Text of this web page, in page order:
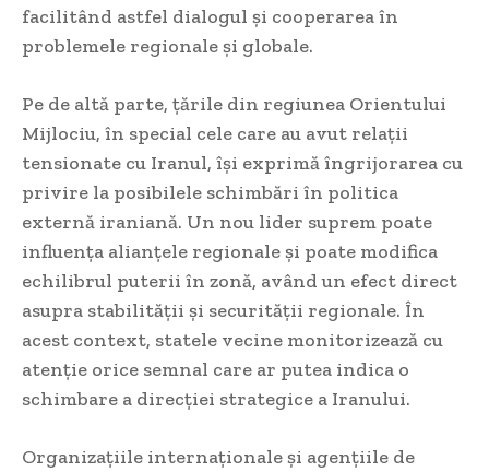
facilitând astfel dialogul și cooperarea în
problemele regionale și globale.
Pe de altă parte, țările din regiunea Orientului
Mijlociu, în special cele care au avut relații
tensionate cu Iranul, își exprimă îngrijorarea cu
privire la posibilele schimbări în politica
externă iraniană. Un nou lider suprem poate
influența alianțele regionale și poate modifica
echilibrul puterii în zonă, având un efect direct
asupra stabilității și securității regionale. În
acest context, statele vecine monitorizează cu
atenție orice semnal care ar putea indica o
schimbare a direcției strategice a Iranului.
Organizațiile internaționale și agențiile de